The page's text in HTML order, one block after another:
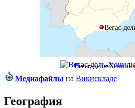
Вегас-
Вегас-дель-Хениль
Медиафайлы на Викискладе
География